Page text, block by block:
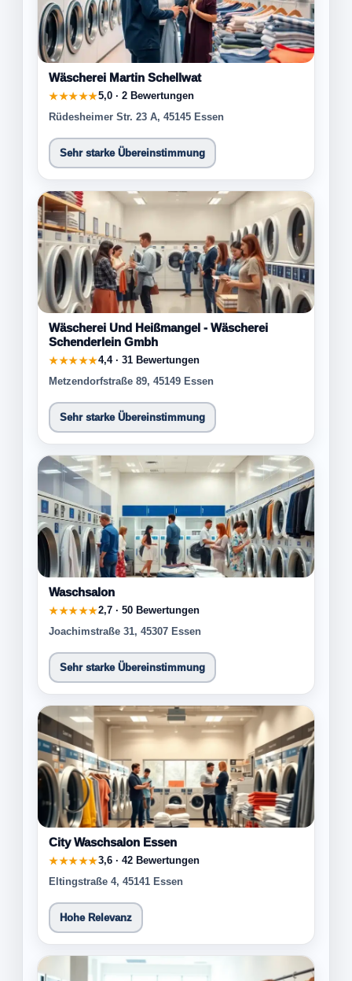
Wäscherei Martin Schellwat
★★★★★5,0 · 2 Bewertungen
Rüdesheimer Str. 23 A, 45145 Essen
Sehr starke Übereinstimmung
Wäscherei Und Heißmangel - Wäscherei
Schenderlein Gmbh
★★★★★4,4 · 31 Bewertungen
Metzendorfstraße 89, 45149 Essen
Sehr starke Übereinstimmung
Waschsalon
★★★★★2,7 · 50 Bewertungen
Joachimstraße 31, 45307 Essen
Sehr starke Übereinstimmung
City Waschsalon Essen
★★★★★3,6 · 42 Bewertungen
Eltingstraße 4, 45141 Essen
Hohe Relevanz